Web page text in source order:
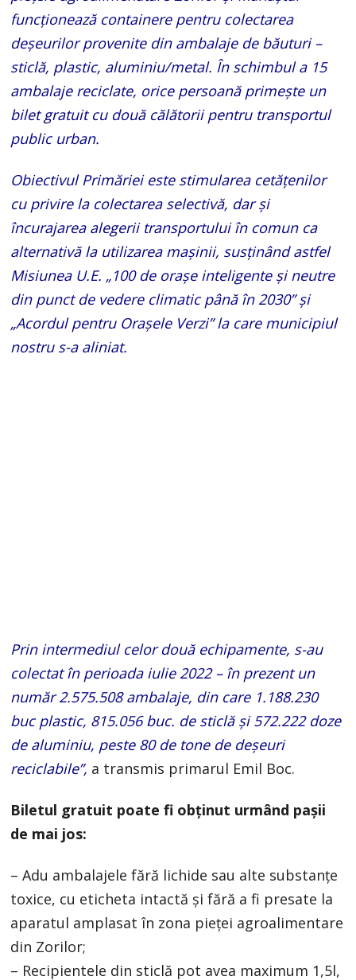
funcționează containere pentru colectarea
deșeurilor provenite din ambalaje de băuturi –
sticlă, plastic, aluminiu/metal. În schimbul a 15
ambalaje reciclate, orice persoană primește un
bilet gratuit cu două călătorii pentru transportul
public urban.
Obiectivul Primăriei este stimularea cetățenilor
cu privire la colectarea selectivă, dar și
încurajarea alegerii transportului în comun ca
alternativă la utilizarea mașinii, susținând astfel
Misiunea U.E. „100 de orașe inteligente și neutre
din punct de vedere climatic până în 2030” și
„Acordul pentru Orașele Verzi” la care municipiul
nostru s-a aliniat.
Prin intermediul celor două echipamente, s-au
colectat în perioada iulie 2022 – în prezent un
număr 2.575.508 ambalaje, din care 1.188.230
buc plastic, 815.056 buc. de sticlă şi 572.222 doze
de aluminiu, peste 80 de tone de deşeuri
reciclabile”, a transmis primarul Emil Boc.
Biletul gratuit poate fi obținut urmând pașii
de mai jos:
– Adu ambalajele fără lichide sau alte substanțe
toxice, cu eticheta intactă și fără a fi presate la
aparatul amplasat în zona pieței agroalimentare
din Zorilor;
– Recipientele din sticlă pot avea maximum 1,5l,